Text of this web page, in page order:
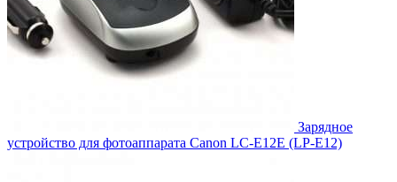
Зарядное
устройство для фотоаппарата Canon LC-E12E (LP-E12)